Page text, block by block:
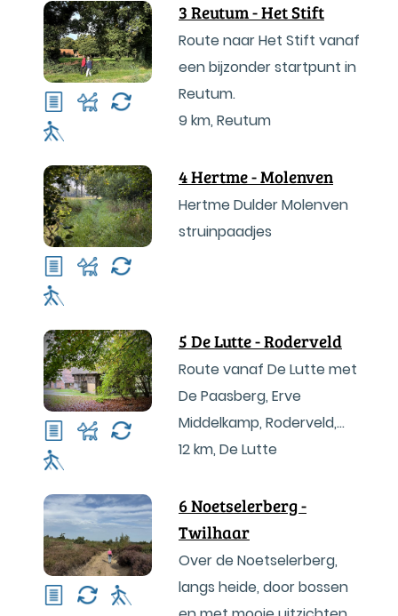
3 Reutum - Het Stift
Route naar Het Stift vanaf
een bijzonder startpunt in
Reutum.
9 km, Reutum
4 Hertme - Molenven
Hertme Dulder Molenven
struinpaadjes
5 De Lutte - Roderveld
Route vanaf De Lutte met
De Paasberg, Erve
Middelkamp, Roderveld,
Tramweg, historie én
12 km, De Lutte
6 Noetselerberg -
Twilhaar
Over de Noetselerberg,
langs heide, door bossen